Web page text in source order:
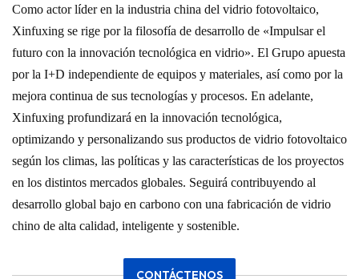
Como actor líder en la industria china del vidrio fotovoltaico,
Xinfuxing se rige por la filosofía de desarrollo de «Impulsar el
futuro con la innovación tecnológica en vidrio». El Grupo apuesta
por la I+D independiente de equipos y materiales, así como por la
mejora continua de sus tecnologías y procesos. En adelante,
Xinfuxing profundizará en la innovación tecnológica,
optimizando y personalizando sus productos de vidrio fotovoltaico
según los climas, las políticas y las características de los proyectos
en los distintos mercados globales. Seguirá contribuyendo al
desarrollo global bajo en carbono con una fabricación de vidrio
chino de alta calidad, inteligente y sostenible.
CONTÁCTENOS